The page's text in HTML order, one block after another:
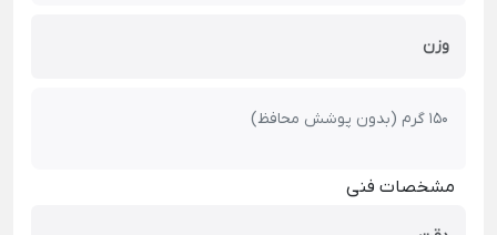
وزن
150 گرم (بدون پوشش محافظ)
مشخصات فنی